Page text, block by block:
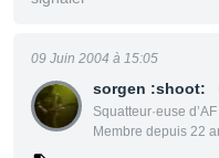
sorgen :shoot:
Squatteur·euse d’AF
Membre depuis 22
09 Juin 2004 à 15:05